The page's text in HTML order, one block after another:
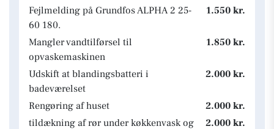
Fejlmelding på Grundfos ALPHA 2 25-
60 180.
1.550 kr.
Mangler vandtilførsel til
opvaskemaskinen
1.850 kr.
Udskift at blandingsbatteri i
badeværelset
2.000 kr.
Rengøring af huset
2.000 kr.
tildækning af rør under køkkenvask og
2.000 kr.